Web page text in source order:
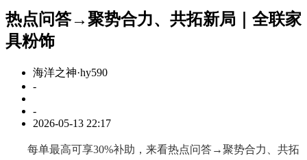
热点问答→聚势合力、共拓新局｜全联家
具粉饰
海洋之神·hy590
-
-
2026-05-13 22:17
每单最高可享30%补助，来看热点问答→聚势合力、共拓